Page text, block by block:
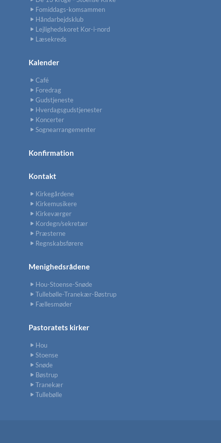
Fomiddags-komsammen
Håndarbejdsklub
Lejlighedskoret Kor-i-nord
Læsekreds
Kalender
Café
Foredrag
Gudstjeneste
Hverdagsgudstjenester
Koncerter
Sognearrangementer
Konfirmation
Kontakt
Kirkegårdene
Kirkemusikere
Kirkeværger
Kordegn/sekretær
Præsterne
Regnskabsførere
Menighedsrådene
Hou-Stoense-Snøde
Tullebølle-Tranekær-Bøstrup
Fællesmøder
Pastoratets kirker
Hou
Stoense
Snøde
Bøstrup
Tranekær
Tullebølle